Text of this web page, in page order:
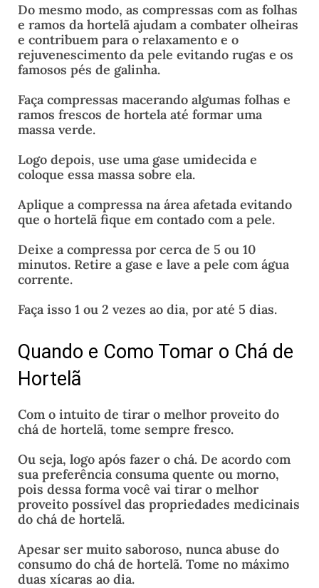
Do mesmo modo, as compressas com as folhas
e ramos da hortelã ajudam a combater olheiras
e contribuem para o relaxamento e o
rejuvenescimento da pele evitando rugas e os
famosos pés de galinha.
Faça compressas macerando algumas folhas e
ramos frescos de hortela até formar uma
massa verde.
Logo depois, use uma gase umidecida e
coloque essa massa sobre ela.
Aplique a compressa na área afetada evitando
que o hortelã fique em contado com a pele.
Deixe a compressa por cerca de 5 ou 10
minutos. Retire a gase e lave a pele com água
corrente.
Faça isso 1 ou 2 vezes ao dia, por até 5 dias.
Quando e Como Tomar o Chá de
Hortelã
Com o intuito de tirar o melhor proveito do
chá de hortelã, tome sempre fresco.
Ou seja, logo após fazer o chá. De acordo com
sua preferência consuma quente ou morno,
pois dessa forma você vai tirar o melhor
proveito possível das propriedades medicinais
do chá de hortelã.
Apesar ser muito saboroso, nunca abuse do
consumo do chá de hortelã. Tome no máximo
duas xícaras ao dia.